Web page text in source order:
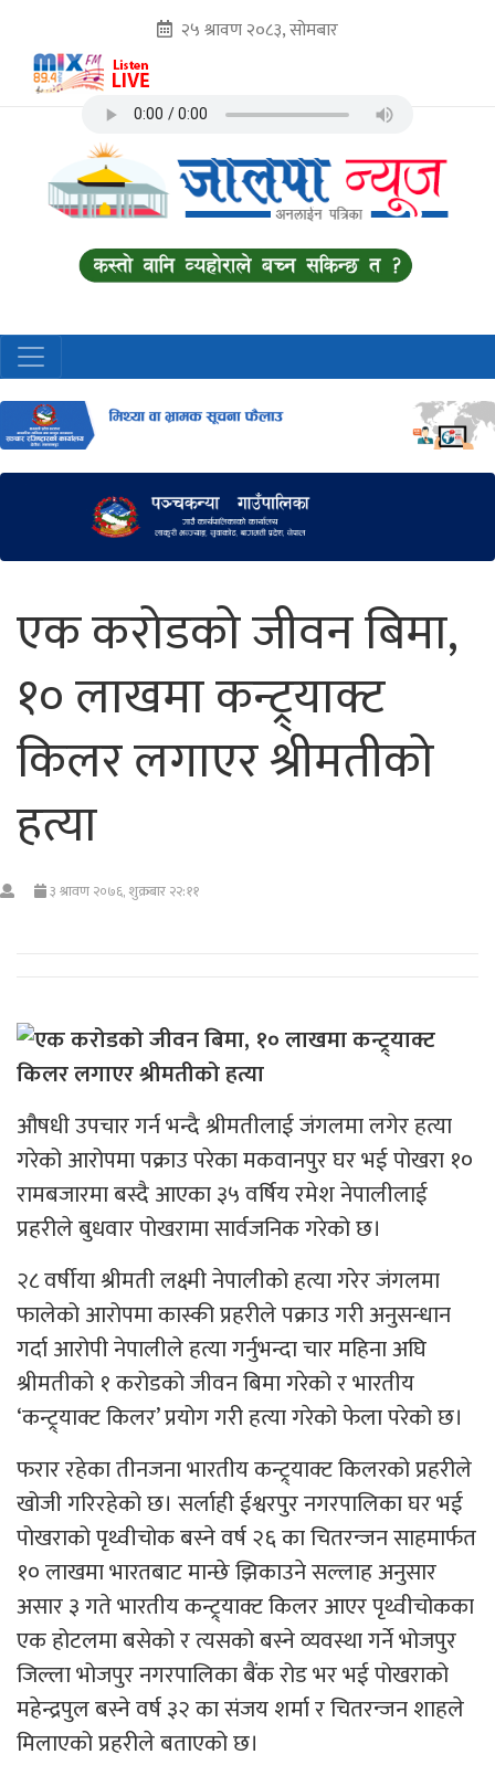
२५ श्रावण २०८३, सोमबार
एक करोडको जीवन बिमा,
१० लाखमा कन्ट्र्याक्ट
किलर लगाएर श्रीमतीको
हत्या
३ श्रावण २०७६, शुक्रबार २२:११
औषधी उपचार गर्न भन्दै श्रीमतीलाई जंगलमा लगेर हत्या
गरेको आरोपमा पक्राउ परेका मकवानपुर घर भई पोखरा १०
रामबजारमा बस्दै आएका ३५ वर्षिय रमेश नेपालीलाई
प्रहरीले बुधवार पोखरामा सार्वजनिक गरेको छ।
२८ वर्षीया श्रीमती लक्ष्मी नेपालीको हत्या गरेर जंगलमा
फालेको आरोपमा कास्की प्रहरीले पक्राउ गरी अनुसन्धान
गर्दा आरोपी नेपालीले हत्या गर्नुभन्दा चार महिना अघि
श्रीमतीको १ करोडको जीवन बिमा गरेको र भारतीय
‘कन्ट्र्याक्ट किलर’ प्रयोग गरी हत्या गरेको फेला परेको छ।
फरार रहेका तीनजना भारतीय कन्ट्र्याक्ट किलरको प्रहरीले
खोजी गरिरहेको छ। सर्लाही ईश्वरपुर नगरपालिका घर भई
पोखराको पृथ्वीचोक बस्ने वर्ष २६ का चितरन्जन साहमार्फत
१० लाखमा भारतबाट मान्छे झिकाउने सल्लाह अनुसार
असार ३ गते भारतीय कन्ट्र्याक्ट किलर आएर पृथ्वीचोकका
एक होटलमा बसेको र त्यसको बस्ने व्यवस्था गर्ने भोजपुर
जिल्ला भोजपुर नगरपालिका बैंक रोड भर भई पोखराको
महेन्द्रपुल बस्ने वर्ष ३२ का संजय शर्मा र चितरन्जन शाहले
मिलाएको प्रहरीले बताएको छ।